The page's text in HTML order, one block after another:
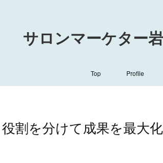
サロンマーケター
Top Profile
役割を分けて成果を最大